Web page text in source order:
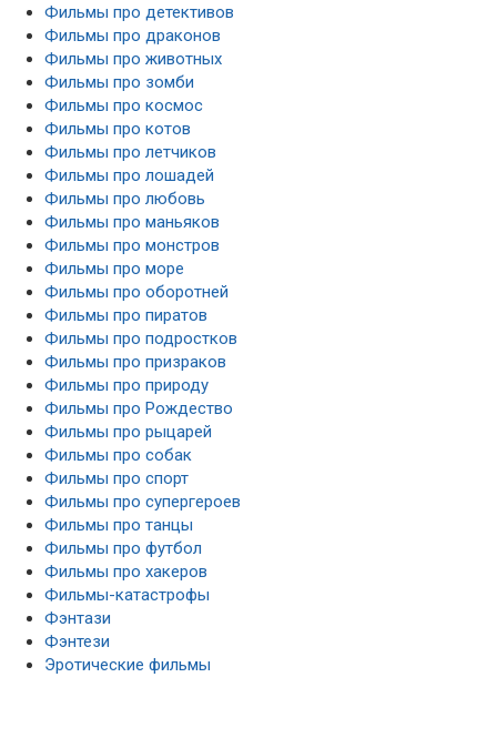
Фильмы про детективов
Фильмы про драконов
Фильмы про животных
Фильмы про зомби
Фильмы про космос
Фильмы про котов
Фильмы про летчиков
Фильмы про лошадей
Фильмы про любовь
Фильмы про маньяков
Фильмы про монстров
Фильмы про море
Фильмы про оборотней
Фильмы про пиратов
Фильмы про подростков
Фильмы про призраков
Фильмы про природу
Фильмы про Рождество
Фильмы про рыцарей
Фильмы про собак
Фильмы про спорт
Фильмы про супергероев
Фильмы про танцы
Фильмы про футбол
Фильмы про хакеров
Фильмы-катастрофы
Фэнтази
Фэнтези
Эротические фильмы